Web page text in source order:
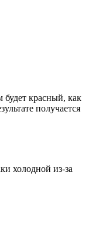
будет красный, как
получается
холодной из-за